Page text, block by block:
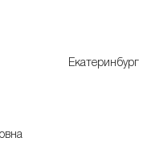
Екатеринбург